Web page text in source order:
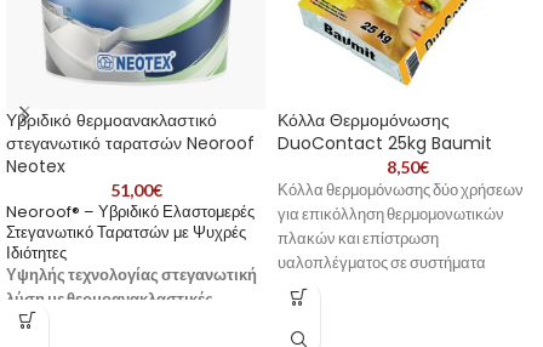
Υβριδικό θερμοανακλαστικό
στεγανωτικό ταρατσών Neoroof
Neotex
51,00€
Neoroof® – Υβριδικό Ελαστομερές
Στεγανωτικό Ταρατσών με Ψυχρές
Ιδιότητες
Υψηλής τεχνολογίας στεγανωτική
λύση με θερμοανακλαστικές
ιδιότητες για ενεργειακή απόδοση
Κόλλα Θερμομόνωσης
DuoContact 25kg Baumit
8,50€
Κόλλα θερμομόνωσης δύο χρήσεων
για επικόλληση θερμομονωτικών
πλακών και επίστρωση
υαλοπλέγματος σε συστήματα
εξωτερικής θερμομόνωσης (ETICS).
Κατάλληλη για EPS και
πετροβάμβακα. Συσκευασία 25kg.